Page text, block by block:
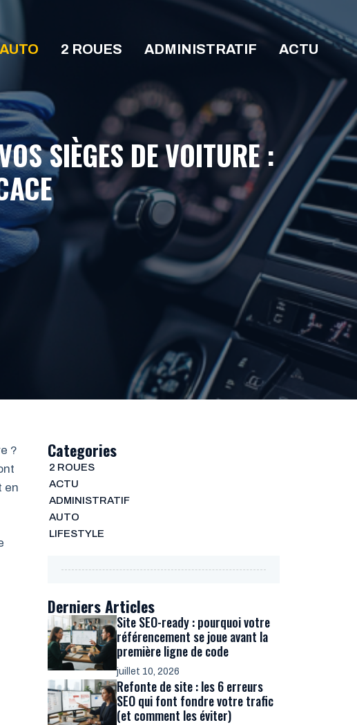
AUTO 2 ROUES ADMINISTRATIF ACTU
SIÈGES DE VOITURE :
?
en
Categories
2 ROUES
ACTU
ADMINISTRATIF
AUTO
LIFESTYLE
Derniers Articles
Site SEO-ready : pourquoi votre
référencement se joue avant la
première ligne de code
juillet 10, 2026
Refonte de site : les 6 erreurs
SEO qui font fondre votre trafic
(et comment les éviter)